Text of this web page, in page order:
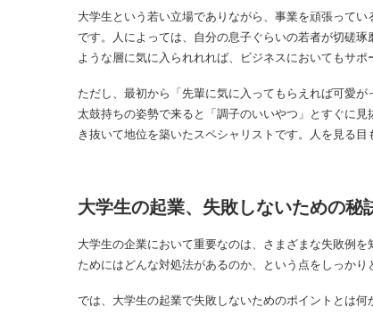
大学生という若い立場でありながら、事業を頑張って
です。人によっては、自分の息子ぐらいの若者が切磋
ような層に気に入られれれば、ビジネスにおいてもサポ
ただし、最初から「先輩に気に入ってもらえれば可愛
太鼓持ちの姿勢で来ると「調子のいいやつ」とすぐに
き抜いて地位を築いたスペシャリストです。人を見る
大学生の起業、失敗しないための秘
大学生の企業において重要なのは、さまざまな失敗例
ためにはどんな対処法があるのか、という点をしっかり
では、大学生の起業で失敗しないためのポイントとは何